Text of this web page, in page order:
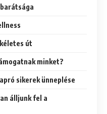
út
minket?
sikerek ünneplése
álljunk fel a